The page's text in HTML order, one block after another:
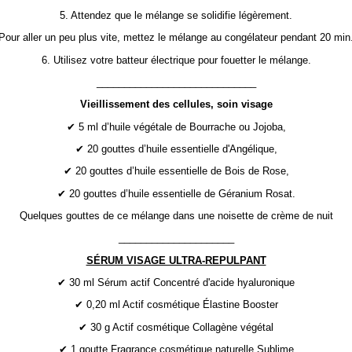
5. Attendez que le mélange se solidifie légèrement.
aller un peu plus vite, mettez le mélange au congélateur pendant 20
6. Utilisez votre batteur électrique pour fouetter le mélange.
Vieillissement des cellules, soin visage
✔ 5 ml d’huile végétale de Bourrache ou Jojoba,
✔ 20 gouttes d’huile essentielle d'Angélique,
✔ 20 gouttes d’huile essentielle de Bois de Rose,
✔ 20 gouttes d’huile essentielle de Géranium Rosat.
Quelques gouttes de ce mélange dans une noisette de crème de nuit
SÉRUM VISAGE ULTRA-REPULPANT
✔ 30 ml Sérum actif Concentré d'acide hyaluronique
✔ 0,20 ml Actif cosmétique Élastine Booster
✔ 30 g Actif cosmétique Collagène végétal
✔ 1 goutte Fragrance cosmétique naturelle Sublime